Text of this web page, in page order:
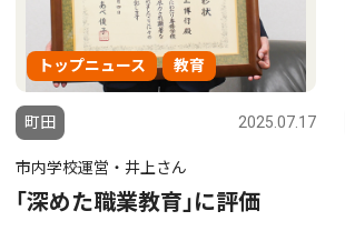
トップニュース 教育
町田 2025.07.17
市内学校運営・井上さん
｢深めた職業教育｣に評価